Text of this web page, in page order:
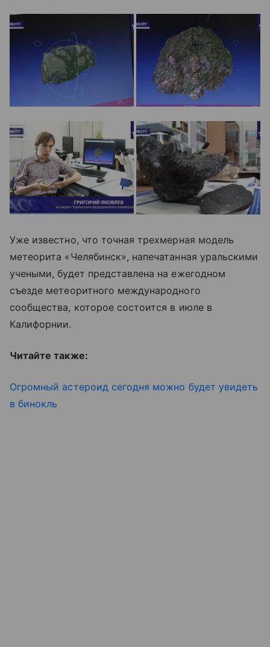
Уже известно, что точная трехмерная модель
метеорита «Челябинск», напечатанная уральскими
учеными, будет представлена на ежегодном
съезде метеоритного международного
сообщества, которое состоится в июле в
Калифорнии.
Читайте также:
Огромный астероид сегодня можно будет увидеть
в бинокль